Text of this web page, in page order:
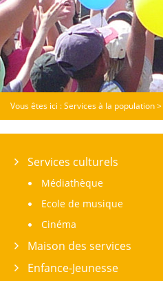
Vous êtes ici :Services à la population>
Services culturels
Médiathèque
Ecole de musique
Cinéma
Maison des services
Enfance-Jeunesse